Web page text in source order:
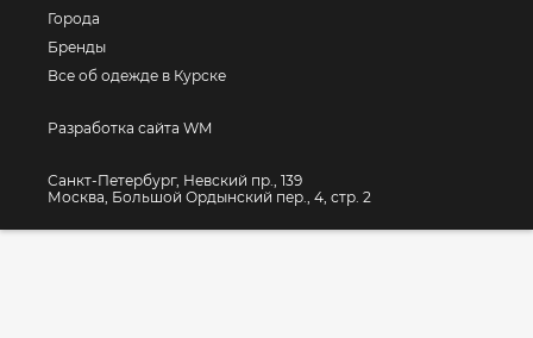
Города
Бренды
Все об одежде в Курске
Разработка сайта WM
Санкт-Петербург, Невский пр., 139
Москва, Большой Ордынский пер., 4, стр. 2